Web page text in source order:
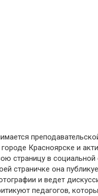
Красноярске и
страницу в социальной
страничке она
и ведет
педагогов,